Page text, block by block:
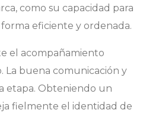
como su capacidad para
forma eficiente y ordenada.
el acompañamiento
La buena comunicación y
etapa. Obteniendo un
fielmente el identidad de